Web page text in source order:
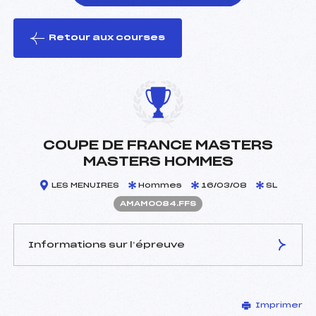
le ski
Retour aux courses
COUPE DE FRANCE MASTERS
MASTERS HOMMES
LES MENUIRES Hommes 16/03/08 SL
AMAM0084.FFS
Informations sur l’épreuve
CORNILLON CHRISTOPHE
Imprimer